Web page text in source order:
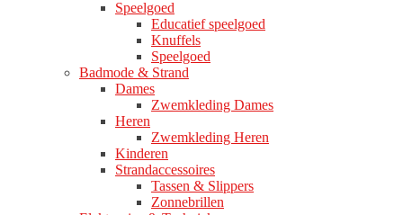
Speelgoed
Educatief speelgoed
Knuffels
Speelgoed
Badmode & Strand
Dames
Zwemkleding Dames
Heren
Zwemkleding Heren
Kinderen
Strandaccessoires
Tassen & Slippers
Zonnebrillen